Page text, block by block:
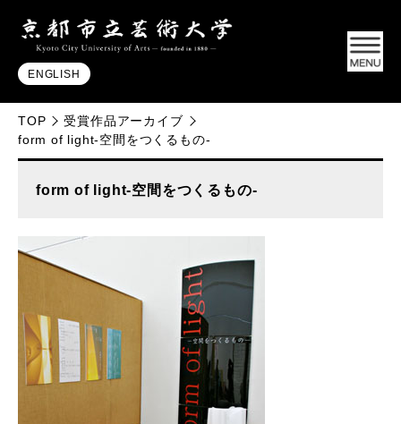
ENGLISH
TOP
受賞作品アーカイブ
form of light-空間をつくるもの-
form of light-空間をつくるもの-